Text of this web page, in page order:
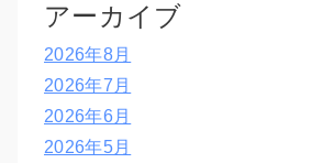
アーカイブ
2026年8月
2026年7月
2026年6月
2026年5月